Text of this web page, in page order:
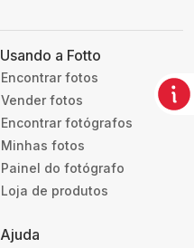
Usando a Fotto
Encontrar fotos
Vender fotos
Encontrar fotógrafos
Minhas fotos
Painel do fotógrafo
Loja de produtos
Ajuda